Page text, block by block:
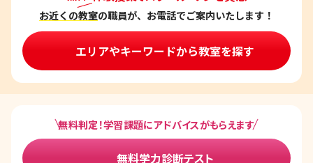
お近くの教室の職員が、お電話でご案内いたします！
エリアやキーワードから教室を探す
無料判定！学習課題にアドバイスがもらえます
無料学力診断テスト